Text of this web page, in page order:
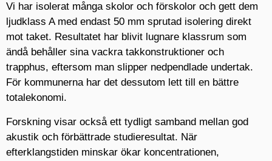
Vi har isolerat många skolor och förskolor och gett dem
ljudklass A med endast 50 mm sprutad isolering direkt
mot taket. Resultatet har blivit lugnare klassrum som
ändå behåller sina vackra takkonstruktioner och
trapphus, eftersom man slipper nedpendlade undertak.
För kommunerna har det dessutom lett till en bättre
totalekonomi.
Forskning visar också ett tydligt samband mellan god
akustik och förbättrade studieresultat. När
efterklangstiden minskar ökar koncentrationen,